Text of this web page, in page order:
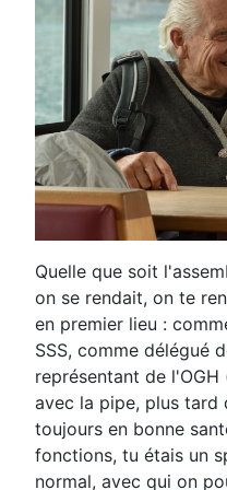
Quelle que soit
on se rendait, on te
en premier lieu :
SSS, comme délégué
représentant de
avec la pipe, plus tard
toujours en bonne
fonctions, tu étais un
normal, avec qui on